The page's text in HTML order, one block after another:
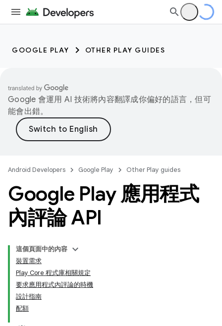
GOOGLE PLAY OTHER PLAY GUIDES
Google 會運用 AI 技術將內容翻譯成你偏好的語言，但可
能會出錯。
Android Developers Google Play Other Play guides
Google Play 應用程式
內評論 API
這個頁面中的內容
裝置需求
Play Core 程式庫相關規定
要求應用程式內評論的時機
設計指南
配額